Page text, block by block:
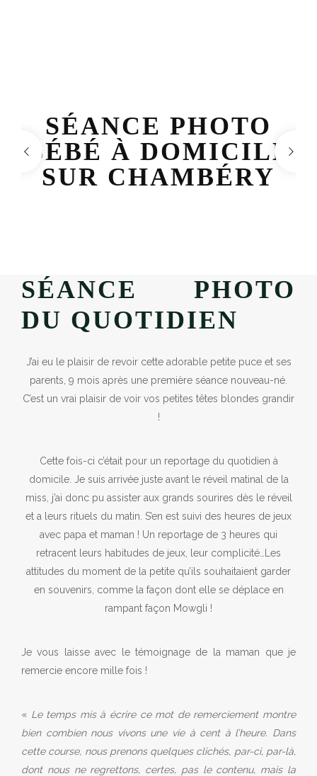
SÉANCE PHOTO
BÉBÉ À DOMICILE
SUR CHAMBÉRY
SÉANCE PHOTO
DU QUOTIDIEN
J’ai eu le plaisir de revoir cette adorable petite puce et ses
parents, 9 mois après une première séance nouveau-né.
C’est un vrai plaisir de voir vos petites têtes blondes grandir
!
Cette fois-ci c’était pour un reportage du quotidien à
domicile. Je suis arrivée juste avant le réveil matinal de la
miss, j’ai donc pu assister aux grands sourires dès le réveil
et a leurs rituels du matin. S’en est suivi des heures de jeux
avec papa et maman ! Un reportage de 3 heures qui
retracent leurs habitudes de jeux, leur complicité…Les
attitudes du moment de la petite qu’ils souhaitaient garder
en souvenirs, comme la façon dont elle se déplace en
rampant façon Mowgli !
Je vous laisse avec le témoignage de la maman que je
remercie encore mille fois !
« Le temps mis à écrire ce mot de remerciement montre
bien combien nous vivons une vie à cent à l’heure. Dans
cette course, nous prenons quelques clichés, par-ci, par-là,
dont nous ne regrettons, certes, pas le contenu, mais la